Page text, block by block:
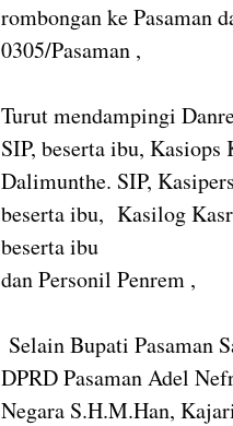
rombongan ke Pasaman
0305/Pasaman ,
Turut mendampingi
SIP, beserta ibu,
Dalimunthe. SIP,
beserta ibu, Kasilog
beserta ibu
dan Personil Penrem ,
Selain Bupati Pasaman
DPRD Pasaman Adel
Negara S.H.M.Han,